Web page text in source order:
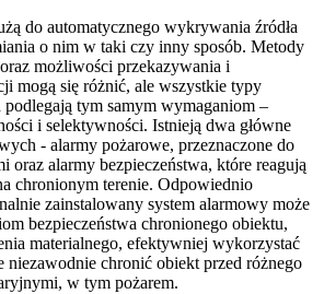
do automatycznego wykrywania źródła
o nim w taki czy inny sposób. Metody
możliwości przekazywania i
mogą się różnić, ale wszystkie typy
tym samym wymaganiom –
i selektywności. Istnieją dwa główne
- alarmy pożarowe, przeznaczone do
oraz alarmy bezpieczeństwa, które reagują
chronionym terenie. Odpowiednio
zainstalowany system alarmowy może
bezpieczeństwa chronionego obiektu,
materialnego, efektywniej wykorzystać
niezawodnie chronić obiekt przed różnego
w tym pożarem.